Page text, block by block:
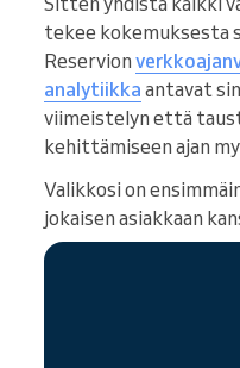
tekee kokemuksesta
Reservion
analytiikka antavat
viimeistelyn että
kehittämiseen ajan
Valikkosi on
jokaisen asiakkaan